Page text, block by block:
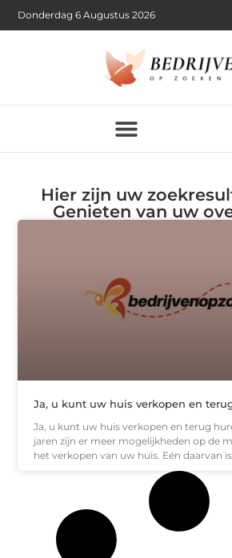
Donderdag 6 Augustus 2026
Hier zijn uw
Genieten van uw
Ja, u kunt uw huis verkopen en
Ja, u kunt uw huis verkopen en terug
jaren zijn er meer mogelijkheden op de
het verkopen van uw huis. Eén daarvan is